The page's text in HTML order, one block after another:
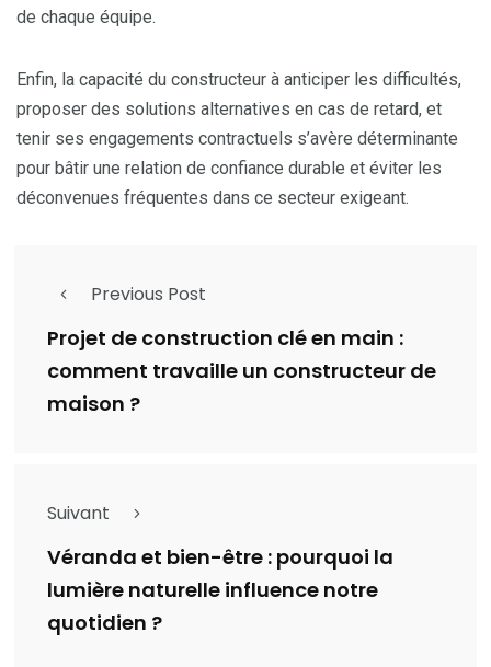
de chaque équipe.
Enfin, la capacité du constructeur à anticiper les difficultés,
proposer des solutions alternatives en cas de retard, et
tenir ses engagements contractuels s’avère déterminante
pour bâtir une relation de confiance durable et éviter les
déconvenues fréquentes dans ce secteur exigeant.
Previous Post
Projet de construction clé en main :
comment travaille un constructeur de
maison ?
Suivant
Véranda et bien-être : pourquoi la
lumière naturelle influence notre
quotidien ?